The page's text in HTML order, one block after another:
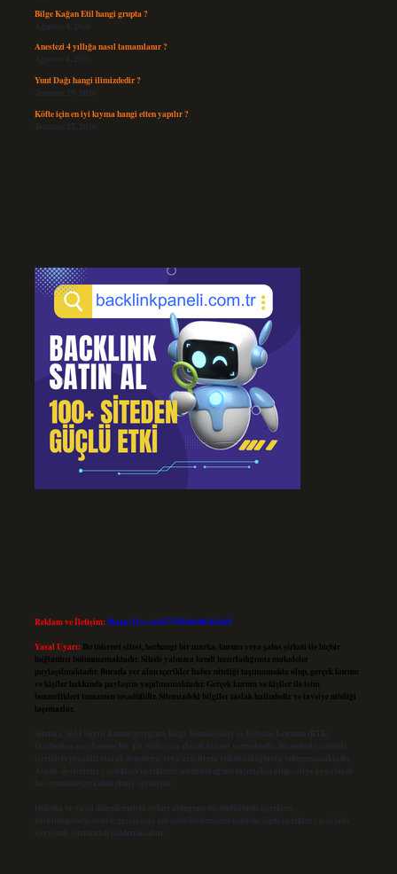
Bilge Kağan Etil hangi grupta ?
Ağustos 4, 2026
Anestezi 4 yıllığa nasıl tamamlanır ?
Ağustos 4, 2026
Yunt Dağı hangi ilimizdedir ?
Temmuz 29, 2026
Köfte için en iyi kıyma hangi etten yapılır ?
Temmuz 27, 2026
Reklam ve İletişim:Skype: live:.cid.575569c608265c69
Yasal Uyarı: Bu internet sitesi, herhangi bir marka, kurum veya şahıs şirketi ile hiçbir
bağlantısı bulunmamaktadır. Sitede yalnızca kendi hazırladığımız makaleler
paylaşılmaktadır. Burada yer alan içerikler haber niteliği taşımamakta olup, gerçek kurum
ve kişiler hakkında paylaşım yapılmamaktadır. Gerçek kurum ve kişiler ile isim
benzerlikleri tamamen tesadüfidir. Sitemizdeki bilgiler taslak halindedir ve tavsiye niteliği
taşımazlar.
Sitemiz, 5651 Sayılı Kanun gereğince Bilgi Teknolojileri ve İletişim Kurumu (BTK)
tarafından onaylanmış bir Yer Sağlayıcı olarak hizmet vermektedir. Bu nedenle, sitedeki
içerikleri proaktif olarak denetleme veya araştırma yükümlülüğümüz bulunmamaktadır.
Ancak, üyelerimiz yazdıkları içeriklerin sorumluluğunu taşımakta olup, siteye üye olarak
bu sorumluluğu kabul etmiş sayılırlar.
Hukuka ve yasal düzenlemelere aykırı olduğunu düşündüğünüz içerikleri,
backlinkpanelicomtr@gmail.com adresine bildirmeniz halinde, ilgili içerikler yasal süre
içerisinde sitemizden kaldırılacaktır.